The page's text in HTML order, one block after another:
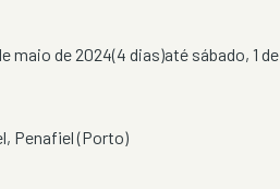
maio de 2024(4 dias)até sábado, 1 de
, Penafiel(Porto)